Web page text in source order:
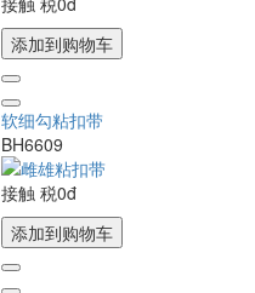
添加到购物车
软细勾粘扣带
BH6609
接触 税0đ
添加到购物车